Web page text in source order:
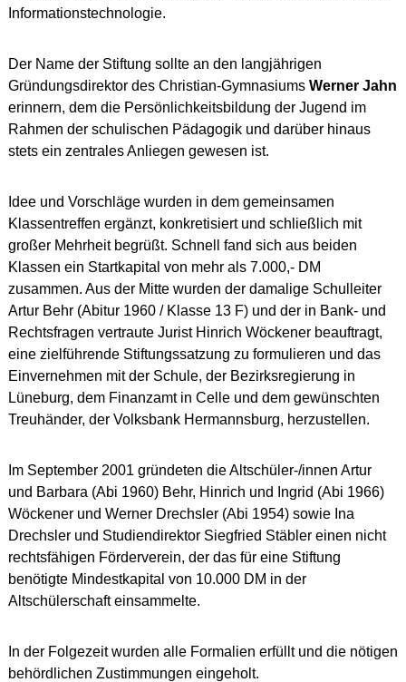
Informationstechnologie.
Der Name der Stiftung sollte an den langjährigen
Gründungsdirektor des Christian-Gymnasiums Werner Jahn
erinnern, dem die Persönlichkeitsbildung der Jugend im
Rahmen der schulischen Pädagogik und darüber hinaus
stets ein zentrales Anliegen gewesen ist.
Idee und Vorschläge wurden in dem gemeinsamen
Klassentreffen ergänzt, konkretisiert und schließlich mit
großer Mehrheit begrüßt. Schnell fand sich aus beiden
Klassen ein Startkapital von mehr als 7.000,- DM
zusammen. Aus der Mitte wurden der damalige Schulleiter
Artur Behr (Abitur 1960 / Klasse 13 F) und der in Bank- und
Rechtsfragen vertraute Jurist Hinrich Wöckener beauftragt,
eine zielführende Stiftungssatzung zu formulieren und das
Einvernehmen mit der Schule, der Bezirksregierung in
Lüneburg, dem Finanzamt in Celle und dem gewünschten
Treuhänder, der Volksbank Hermannsburg, herzustellen.
Im September 2001 gründeten die Altschüler-/innen Artur
und Barbara (Abi 1960) Behr, Hinrich und Ingrid (Abi 1966)
Wöckener und Werner Drechsler (Abi 1954) sowie Ina
Drechsler und Studiendirektor Siegfried Stäbler einen nicht
rechtsfähigen Förderverein, der das für eine Stiftung
benötigte Mindestkapital von 10.000 DM in der
Altschülerschaft einsammelte.
In der Folgezeit wurden alle Formalien erfüllt und die nötigen
behördlichen Zustimmungen eingeholt.